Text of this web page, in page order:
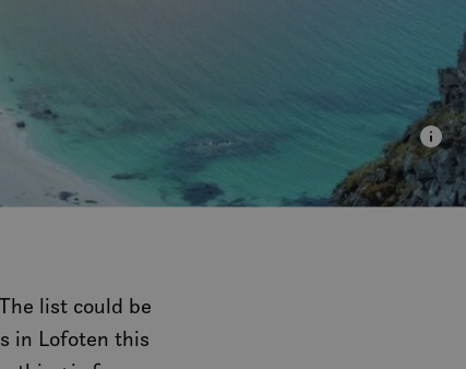
list could be
in Lofoten this